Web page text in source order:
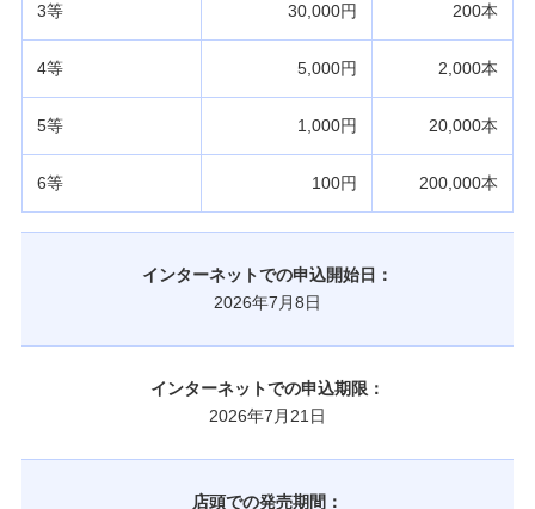
3等 30,000円 200本
4等 5,000円 2,000本
5等 1,000円 20,000本
6等 100円 200,000本
インターネットでの申込開始日：
2026年7月8日
インターネットでの申込期限：
2026年7月21日
店頭での発売期間：